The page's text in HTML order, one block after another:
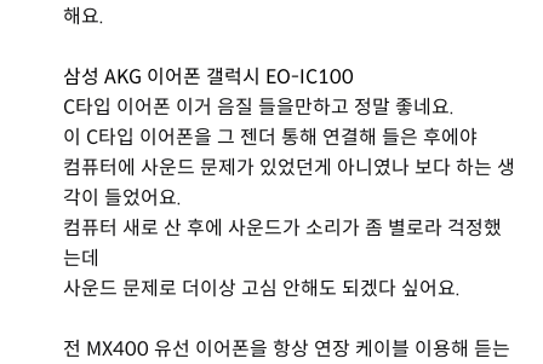
해요.
삼성 AKG 이어폰 갤럭시 EO-IC100
C타입 이어폰 이거 음질 들을만하고 정말 좋네요.
이 C타입 이어폰을 그 젠더 통해 연결해 들은 후에야
컴퓨터에 사운드 문제가 있었던게 아니였나 보다 하는 생
각이 들었어요.
컴퓨터 새로 산 후에 사운드가 소리가 좀 별로라 걱정했
는데
사운드 문제로 더이상 고심 안해도 되겠다 싶어요.
전 MX400 유선 이어폰을 항상 연장 케이블 이용해 듣는